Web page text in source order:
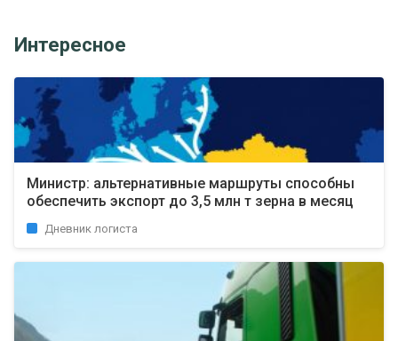
Интересное
Министр: альтернативные маршруты способны
обеспечить экспорт до 3,5 млн т зерна в месяц
Дневник логиста